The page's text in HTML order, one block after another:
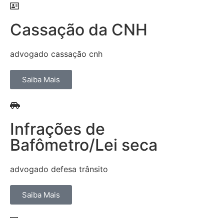
Cassação da CNH
advogado cassação cnh
Saiba Mais
Infrações de
Bafômetro/Lei seca
advogado defesa trânsito
Saiba Mais